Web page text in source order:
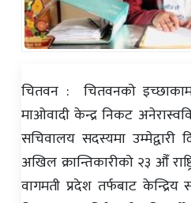
चितवन : चितवनको
माओवादी केन्द्र निकट
सचिवालय सदस्यमा
अखिल क्रान्तिकारीको २३ औँ
वागमती प्रदेश तर्फबाट